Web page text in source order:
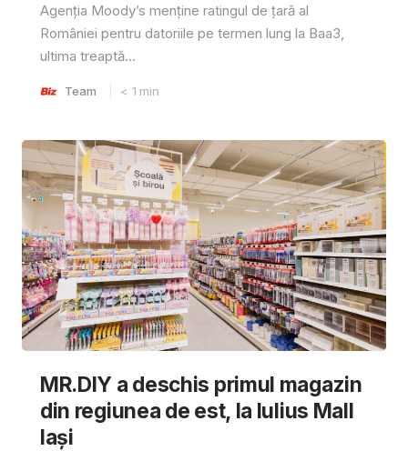
Agenția Moody’s menține ratingul de țară al
României pentru datoriile pe termen lung la Baa3,
ultima treaptă...
Team < 1 min
MR.DIY a deschis primul magazin
din regiunea de est, la Iulius Mall
Iași